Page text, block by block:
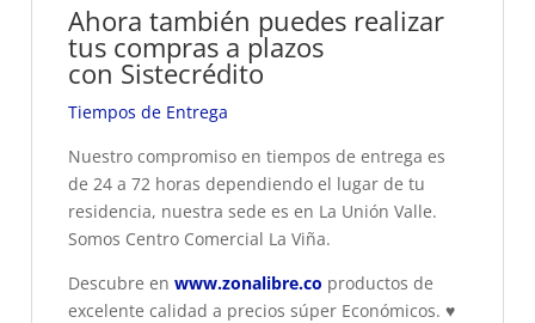
Ahora también puedes realizar
tus compras a plazos
con Sistecrédito
Tiempos de Entrega
Nuestro compromiso en tiempos de entrega es
de 24 a 72 horas dependiendo el lugar de tu
residencia, nuestra sede es en La Unión Valle.
Somos Centro Comercial La Viña.
Descubre en www.zonalibre.co productos de
excelente calidad a precios súper Económicos. ♥